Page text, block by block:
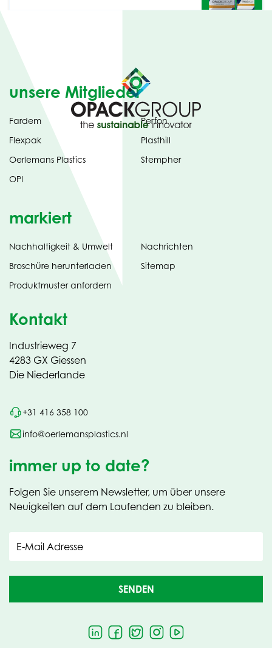
unsere Mitglieder
Fardem
Flexpak
Oerlemans Plastics
OPI
Perfon
Plasthill
Stempher
markiert
Nachhaltigkeit & Umwelt
Broschüre herunterladen(opens
in
new
Produktmuster anfordern
Nachrichten
Sitemap
Kontakt
Industrieweg 7
4283 GX Giessen
Die Niederlande
+31 416 358 100
info@oerlemansplastics.nl
immer up to date?
Folgen Sie unserem Newsletter, um über unsere
Neuigkeiten auf dem Laufenden zu bleiben.
E-Mail Adresse
SENDEN